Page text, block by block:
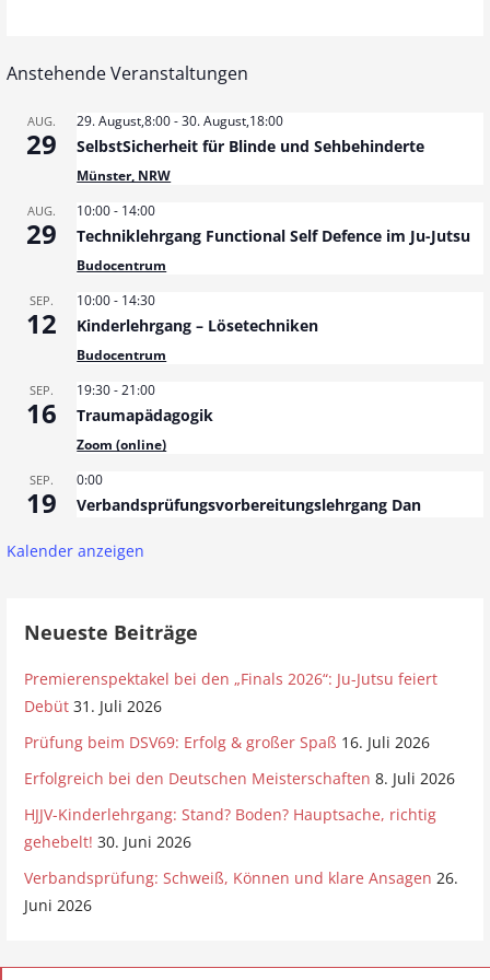
Anstehende Veranstaltungen
AUG.
29
29. August,8:00-30. August,18:00
SelbstSicherheit für Blinde und Sehbehinderte
Münster, NRW
AUG.
29
10:00- 14:00
Techniklehrgang Functional Self Defence im Ju-Jutsu
Budocentrum
SEP.
12
10:00- 14:30
Kinderlehrgang – Lösetechniken
Budocentrum
SEP.
16
19:30-21:00
Traumapädagogik
Zoom (online)
SEP.
19
0:00
Verbandsprüfungsvorbereitungslehrgang Dan
Kalender anzeigen
Neueste Beiträge
Premierenspektakel bei den „Finals 2026“: Ju-Jutsu feiert
Debüt 31. Juli 2026
Prüfung beim DSV69: Erfolg & großer Spaß 16. Juli 2026
Erfolgreich bei den Deutschen Meisterschaften 8. Juli 2026
HJJV-Kinderlehrgang: Stand? Boden? Hauptsache, richtig
gehebelt! 30. Juni 2026
Verbandsprüfung: Schweiß, Können und klare Ansagen 26.
Juni 2026